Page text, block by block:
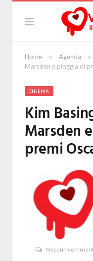
Home » Agenda »
Marsden e pioggia di
CINEMA
Kim
Marsden
premi
Nessun